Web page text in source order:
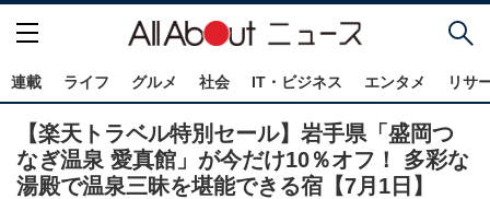
連載 ライフ グルメ 社会 IT・ビジネス エンタメ リサ
【楽天トラベル特別セール】岩手県「盛岡つ
なぎ温泉 愛真館」が今だけ10％オフ！ 多彩な
湯殿で温泉三昧を堪能できる宿【7月1日】